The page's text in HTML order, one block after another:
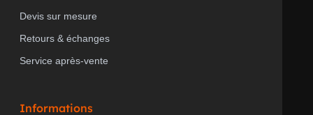
Devis sur mesure
Retours & échanges
Service après-vente
Informations